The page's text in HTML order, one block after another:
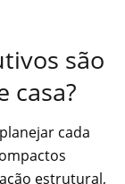
são
casa?
cada
estrutural,